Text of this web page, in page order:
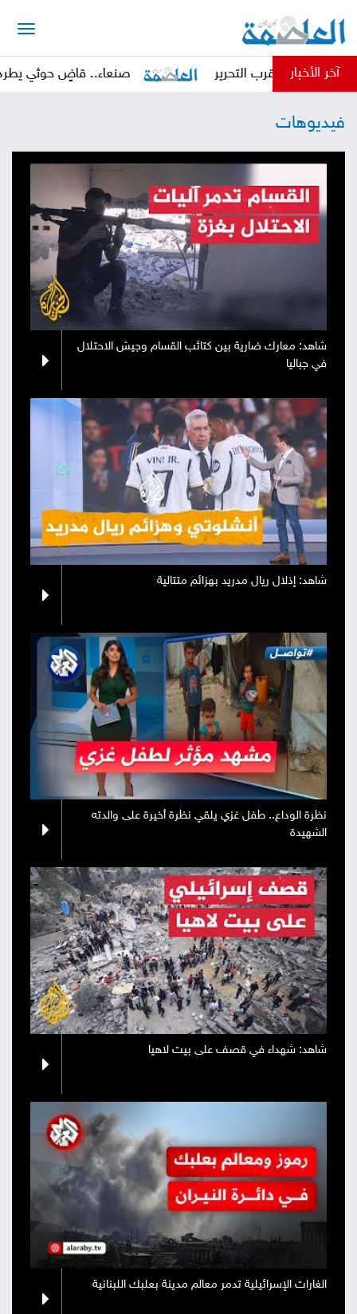
وتحليلات
حقوق
وحريات
سوشيال
كتابات
فيديوهات
إتصل
آخر الأخبار
تؤكد قرب التحرير صنعاء.. قاضٍ حوثي يطرد محاميًا
فيديوهات
شاهد: معارك ضارية بين كتائب القسام وجيش الاحتلال
في جباليا
شاهد: إذلال ريال مدريد بهزائم متتالية
نظرة الوداع.. طفل غزي يلقي نظرة أخيرة على والدته
الشهيدة
شاهد: شهداء في قصف على بيت لاهيا
الغارات الإسرائيلية تدمر معالم مدينة بعلبك اللبنانية